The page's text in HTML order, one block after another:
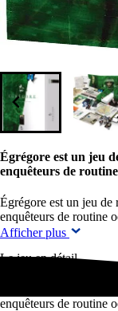
Égrégore est un jeu
enquêteurs de
Égrégore est un jeu de
enquêteurs de routine
Afficher plus
Le jeu en détail
Égrégore est un jeu
enquêteurs de routine